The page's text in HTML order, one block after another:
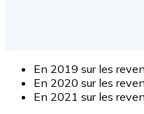
En 2019 sur les
En 2020 sur les
En 2021 sur les